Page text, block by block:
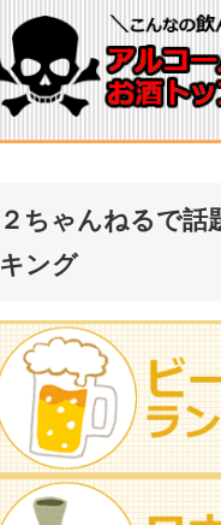
２ちゃんねるで話
キング